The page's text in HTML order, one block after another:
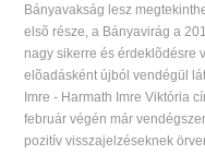
Bányavakság lesz
elsõ része, a Bányavirág a
nagy sikerre és érdeklõdésre
elõadásként újból vendégül
Imre - Harmath Imre Viktória
február végén már
pozitív visszajelzéseknek